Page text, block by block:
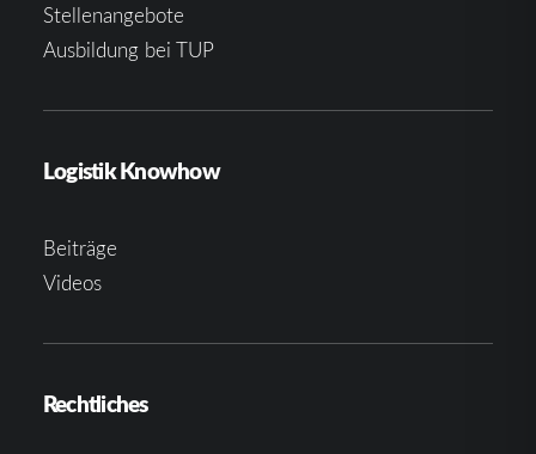
Stellenangebote
Ausbildung bei TUP
Logistik Knowhow
Beiträge
Videos
Rechtliches